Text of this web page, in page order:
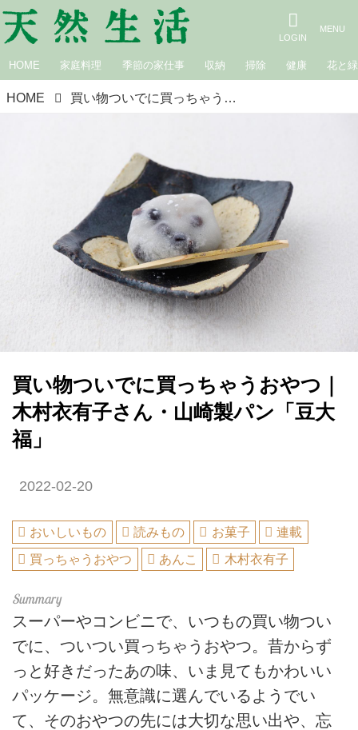
HOME 家庭料理 季節の家仕事 収納 掃除 健康 花と緑
HOME 買い物ついでに買っちゃうおやつ｜木村衣有子さん・山崎製パン「豆大福」
買い物ついでに買っちゃうおやつ｜
木村衣有子さん・山崎製パン「豆大
福」
2022-02-20
おいしいもの 読みもの お菓子
連載
買っちゃうおやつ
あんこ 木村衣有子
スーパーやコンビニで、いつもの買い物つい
でに、ついつい買っちゃうおやつ。昔からず
っと好きだったあの味、いま見てもかわいい
パッケージ。無意識に選んでいるようでい
て、そのおやつの先には大切な思い出や、忘